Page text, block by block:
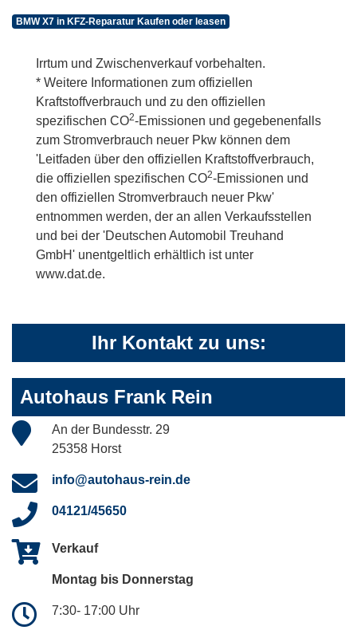
BMW X7 in KFZ-Reparatur Kaufen oder leasen
Irrtum und Zwischenverkauf vorbehalten.
* Weitere Informationen zum offiziellen
Kraftstoffverbrauch und zu den offiziellen
spezifischen CO2-Emissionen und gegebenenfalls
zum Stromverbrauch neuer Pkw können dem
'Leitfaden über den offiziellen Kraftstoffverbrauch,
die offiziellen spezifischen CO2-Emissionen und
den offiziellen Stromverbrauch neuer Pkw'
entnommen werden, der an allen Verkaufsstellen
und bei der 'Deutschen Automobil Treuhand
GmbH' unentgeltlich erhältlich ist unter
www.dat.de.
Ihr Kontakt zu uns:
Autohaus Frank Rein
An der Bundesstr. 29
25358 Horst
info@autohaus-rein.de
04121/45650
Verkauf
Montag bis Donnerstag
7:30- 17:00 Uhr